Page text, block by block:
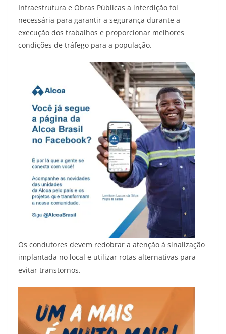
Infraestrutura e Obras Públicas a interdição foi
necessária para garantir a segurança durante a
execução dos trabalhos e proporcionar melhores
condições de tráfego para a população.
Os condutores devem redobrar a atenção à sinalização
implantada no local e utilizar rotas alternativas para
evitar transtornos.